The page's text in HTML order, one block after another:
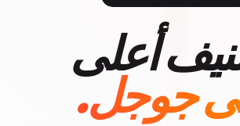
أعلى
جوجل.